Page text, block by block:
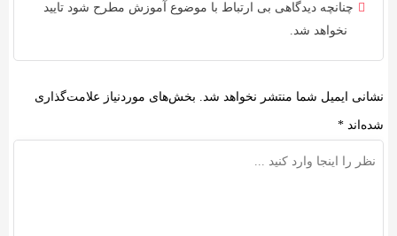
چنانچه دیدگاهی بی ارتباط با موضوع آموزش مطرح شود تایید
نخواهد شد.
ایمیل شما منتشر نخواهد شد. بخش‌های موردنیاز علامت‌گذاری
*